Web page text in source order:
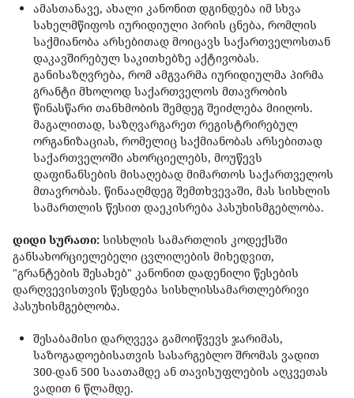
ამასთანავე, ახალი კანონით დგინდება იმ სხვა
სახელმწიფოს იურიდიული პირის ცნება, რომლის
საქმიანობა არსებითად მოიცავს საქართველოსთან
დაკავშირებულ საკითხებზე აქტივობას.
განისაზღვრება, რომ ამგვარმა იურიდიულმა პირმა
გრანტი მხოლოდ საქართველოს მთავრობის
წინასწარი თანხმობის შემდეგ შეიძლება მიიღოს.
მაგალითად, საზღვარგარეთ რეგისტრირებულ
ორგანიზაციას, რომელიც საქმიანობას არსებითად
საქართველოში ახორციელებს, მოუწევს
დაფინანსების მისაღებად მიმართოს საქართველოს
მთავრობას. წინააღმდეგ შემთხვევაში, მას სისხლის
სამართლის წესით დაეკისრება პასუხისმგებლობა.
დიდი სურათი: სისხლის სამართლის კოდექსში
განსახორციელებელი ცვლილების მიხედვით,
"გრანტების შესახებ" კანონით დადენილი წესების
დარღვევისთვის წესდება სისხლისსამართლებრივი
პასუხისმგებლობა.
შესაბამისი დარღვევა გამოიწვევს ჯარიმას,
საზოგადოებისათვის სასარგებლო შრომას ვადით
300-დან 500 საათამდე ან თავისუფლების აღკვეთას
ვადით 6 წლამდე.